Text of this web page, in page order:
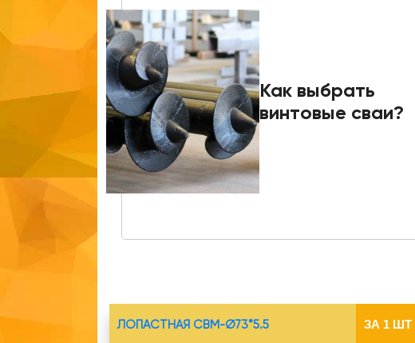
Как выбрать
винтовые сваи?
ЛОПАСТНАЯ СВМ-Ø73*5.5 ЗА 1 ШТ